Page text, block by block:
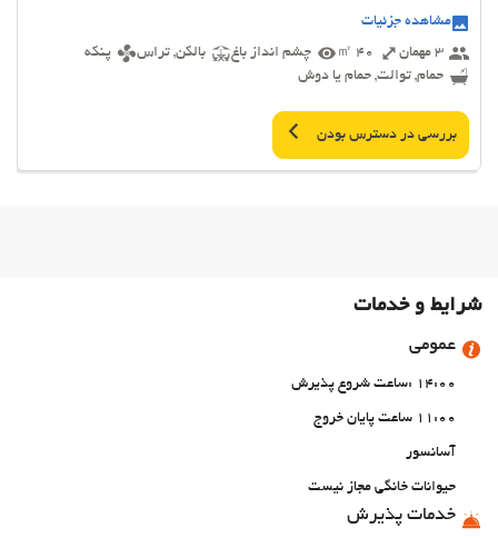
مشاهده جزئیات
3 مهمان
40 ㎡ چشم انداز باغ بالکن, تراس
پنکه
حمام, توالت, حمام یا دوش
بررسی در دسترس بودن
شرایط و خدمات
عمومی
14:00 :ساعت شروع پذیرش
11:00 ساعت پایان خروج
آسانسور
حیوانات خانگی مجاز نیست
خدمات پذیرش